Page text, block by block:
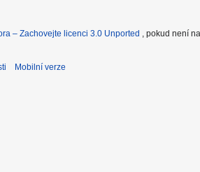
– Zachovejte licenci 3.0 Unported
, pokud není
Mobilní verze